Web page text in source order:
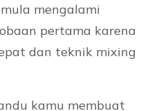
mengalami
pertama karena
dan teknik mixing
kamu membuat